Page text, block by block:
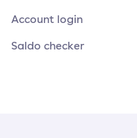
Account login
Saldo checker